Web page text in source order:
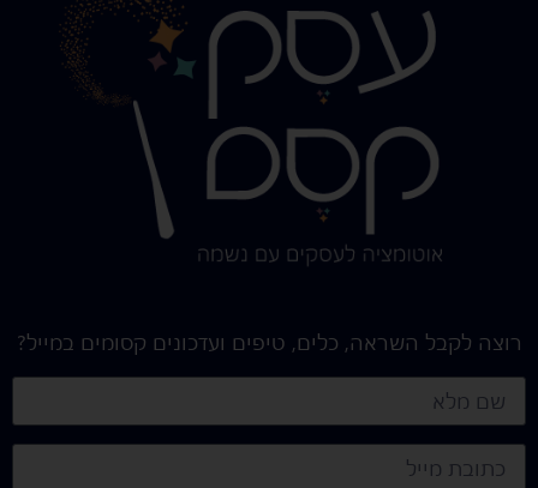
רוצה לקבל השראה, כלים, טיפים ועדכונים קסומים במייל?